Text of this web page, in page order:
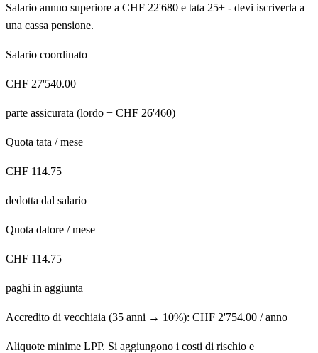
Salario annuo superiore a CHF 22'680 e tata 25+ - devi iscriverla a
una cassa pensione.
Salario coordinato
CHF 27'540.00
parte assicurata (lordo − CHF 26'460)
Quota tata / mese
CHF 114.75
dedotta dal salario
Quota datore / mese
CHF 114.75
paghi in aggiunta
Accredito di vecchiaia (35 anni → 10%): CHF 2'754.00 /anno
Aliquote minime LPP. Si aggiungono i costi di rischio e